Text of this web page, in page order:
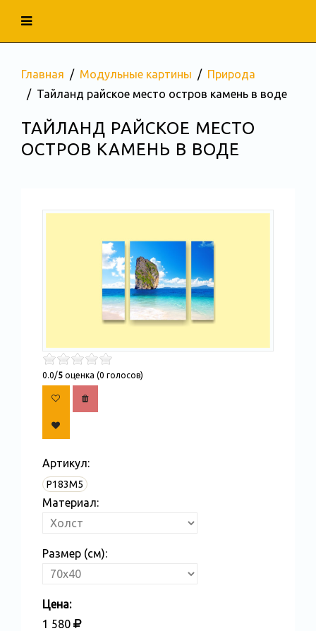
Главная Модульные картины
Природа
Тайланд райское место остров камень в воде
ТАЙЛАНД РАЙСКОЕ МЕСТО
ОСТРОВ КАМЕНЬ В ВОДЕ
0.0/5 оценка (0 голосов)
Артикул:
Р183М5
Материал:
Размер (см):
Цена:
1 580